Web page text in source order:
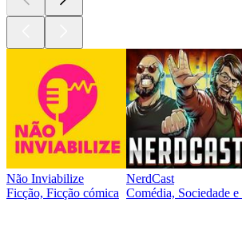
Não Inviabilize
Ficção, Ficção cómica
NerdCast
Comédia, Sociedade e